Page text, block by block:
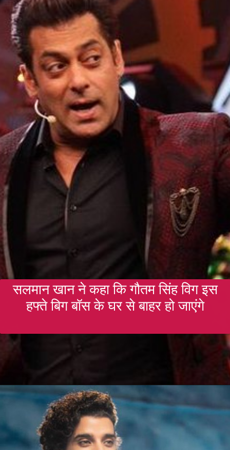
सलमान खान ने कहा कि गौतम सिंह विग इस
हफ्ते बिग बॉस के घर से बाहर हो जाएंगे
Opening